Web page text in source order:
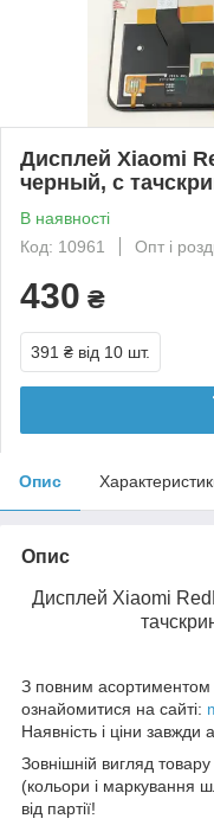
Дисплей Xiaomi
черный, с
В наявності
Код: 10961
Опт і
430 ₴
391 ₴ від 10 шт.
Опис
Опис
Дисплей Xiaomi
З повним асортиментом
ознайомитися на сайті:
Наявність і ціни завжди
Зовнішній вигляд
(кольори і маркування
від партії!